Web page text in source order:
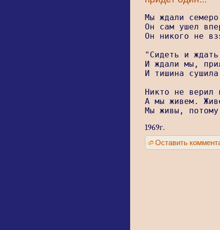
Мы ждали
Он сам ушел
Он никого не
"Сидеть и
И ждали мы,
И тишина
Никто не
А мы живем.
Мы живы,
1969г.
Оставить